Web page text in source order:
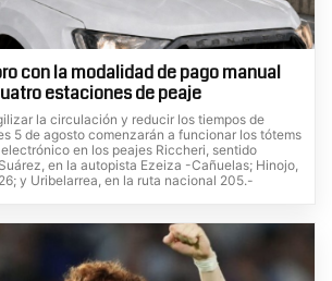
con la modalidad de pago manual
estaciones de peaje
la circulación y reducir los tiempos de
5 de agosto comenzarán a funcionar los tótems
en los peajes Riccheri, sentido
en la autopista Ezeiza -Cañuelas; Hinojo,
y Uribelarrea, en la ruta nacional 205.-